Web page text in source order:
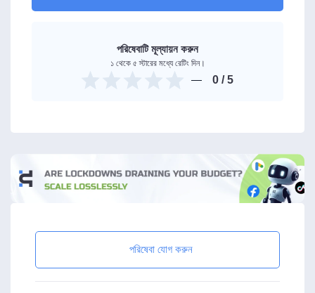
পরিষেবাটি মূল্যায়ন করুন
১ থেকে ৫ স্টারের মধ্যে রেটিং দিন।
0/ 5
পরিষেবা যোগ করুন